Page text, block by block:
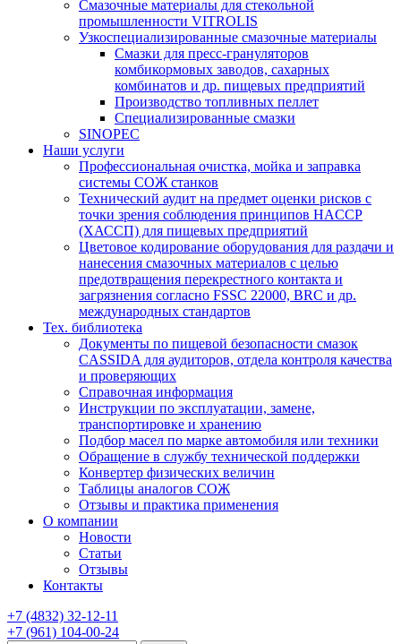
Смазочные материалы для стекольной
промышленности VITROLIS
Узкоспециализированные смазочные материалы
Смазки для пресс-грануляторов
комбикормовых заводов, сахарных
комбинатов и др. пищевых предприятий
Производство топливных пеллет
Специализированные смазки
SINOPEC
Наши услуги
Профессиональная очистка, мойка и заправка
системы СОЖ станков
Технический аудит на предмет оценки рисков с
точки зрения соблюдения принципов HACCP
(ХАССП) для пищевых предприятий
Цветовое кодирование оборудования для раздачи и
нанесения смазочных материалов с целью
предотвращения перекрестного контакта и
загрязнения согласно FSSC 22000, BRC и др.
международных стандартов
Тех. библиотека
Документы по пищевой безопасности смазок
CASSIDA для аудиторов, отдела контроля качества
и проверяющих
Справочная информация
Инструкции по эксплуатации, замене,
транспортировке и хранению
Подбор масел по марке автомобиля или техники
Обращение в службу технической поддержки
Конвертер физических величин
Таблицы аналогов СОЖ
Отзывы и практика применения
О компании
Новости
Статьи
Отзывы
Контакты
+7 (4832) 32-12-11
+7 (961) 104-00-24